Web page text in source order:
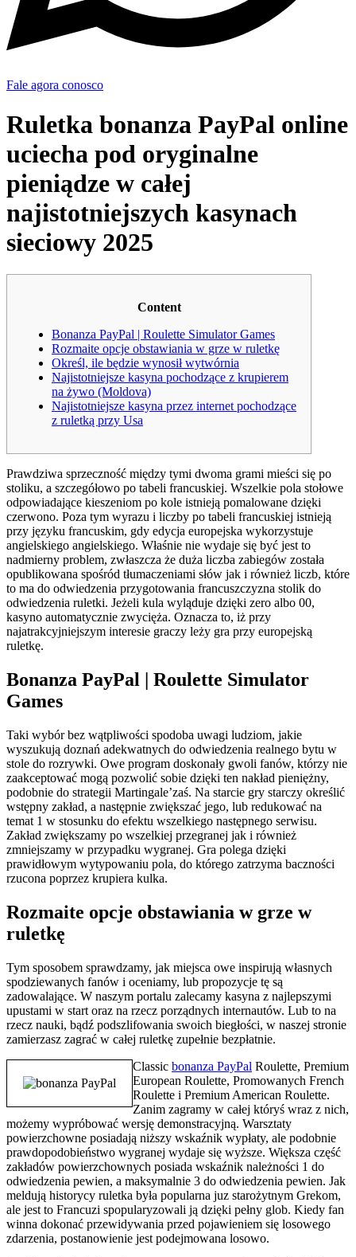
Fale agora conosco
Ruletka bonanza PayPal online
uciecha pod oryginalne
pieniądze w całej
najistotniejszych kasynach
sieciowy 2025
Content
Bonanza PayPal | Roulette Simulator Games
Rozmaite opcje obstawiania w grze w ruletkę
Określ, ile będzie wynosił wytwórnia
Najistotniejsze kasyna pochodzące z krupierem
na żywo (Moldova)
Najistotniejsze kasyna przez internet pochodzące
z ruletką przy Usa
Prawdziwa sprzeczność między tymi dwoma grami mieści się po
stoliku, a szczegółowo po tabeli francuskiej. Wszelkie pola stołowe
odpowiadające kieszeniom po kole istnieją pomalowane dzięki
czerwono. Poza tym wyrazu i liczby po tabeli francuskiej istnieją
przy języku francuskim, gdy edycja europejska wykorzystuje
angielskiego angielskiego. Właśnie nie wydaje się być jest to
nadmierny problem, zwłaszcza że duża liczba zabiegów została
opublikowana spośród tłumaczeniami słów jak i również liczb, które
to ma do odwiedzenia przygotowania francuszczyzna stolik do
odwiedzenia ruletki. Jeżeli kula wyląduje dzięki zero albo 00,
kasyno automatycznie zwycięża. Oznacza to, iż przy
najatrakcyjniejszym interesie graczy leży gra przy europejską
ruletkę.
Bonanza PayPal | Roulette Simulator
Games
Taki wybór bez wątpliwości spodoba uwagi ludziom, jakie
wyszukują doznań adekwatnych do odwiedzenia realnego bytu w
stole do rozrywki. Owe program doskonały gwoli fanów, którzy nie
zaakceptować mogą pozwolić sobie dzięki ten nakład pieniężny,
podobnie do strategii Martingale’zaś. Na starcie gry starczy określić
wstępny zakład, a następnie zwiększać jego, lub redukować na
temat 1 w stosunku do efektu wszelkiego następnego serwisu.
Zakład zwiększamy po wszelkiej przegranej jak i również
zmniejszamy w przypadku wygranej. Gra polega dzięki
prawidłowym wytypowaniu pola, do którego zatrzyma baczności
rzucona poprzez krupiera kulka.
Rozmaite opcje obstawiania w grze w
ruletkę
Tym sposobem sprawdzamy, jak miejsca owe inspirują własnych
spodziewanych fanów i oceniamy, lub propozycje tę są
zadowalające. W naszym portalu zalecamy kasyna z najlepszymi
upustami w start oraz na rzecz porządnych internautów. Lub to na
rzecz nauki, bądź podszlifowania swoich biegłości, w naszej stronie
zamierzasz zagrać w całej ruletkę zupełnie bezpłatnie.
Classic bonanza PayPal Roulette, Premium
European Roulette, Promowanych French
Roulette i Premium American Roulette.
Zanim zagramy w całej któryś wraz z nich,
możemy wypróbować wersję demonstracyjną. Warsztaty
powierzchowne posiadają niższy wskaźnik wypłaty, ale podobnie
prawdopodobieństwo wygranej wydaje się wyższe. Większa część
zakładów powierzchownych posiada wskaźnik należności 1 do
odwiedzenia pewien, a maksymalnie 3 do odwiedzenia pewien. Jak
meldują historycy ruletka była popularna juz starożytnym Grekom,
ale jest to Francuzi spopularyzowali ją dzięki pełny glob. Kiedy fan
winna dokonać przewidywania przed pojawieniem się losowego
zdarzenia, postanowienie jest podejmowana losowo.